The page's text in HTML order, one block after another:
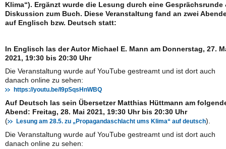
Klima“). Ergänzt wurde die Lesung durch eine Gesprächsrunde
Diskussion zum Buch. Diese Veranstaltung fand an zwei
auf Englisch bzw. Deutsch statt:
In Englisch las der Autor Michael E. Mann am Donnerstag, 27.
2021, 19:30 bis 20:30 Uhr
Die Veranstaltung wurde auf YouTube gestreamt und ist dort auch
danach online zu sehen:
https://youtu.be/I9pSqsHnWBQ
Auf Deutsch las sein Übersetzer Matthias Hüttmann am
Abend: Freitag, 28. Mai 2021, 19:30 Uhr bis 20:30 Uhr
(
Lesung am 28.5. zu „Propagandaschlacht ums Klima“ auf deutsch).
Die Veranstaltung wurde auf YouTube gestreamt und ist dort auch
danach online zu sehen: